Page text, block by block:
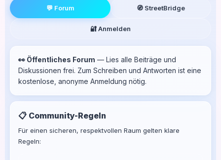
💬 Forum 🧭 StreetBridge
🔐 Anmelden
👀 Öffentliches Forum — Lies alle Beiträge und
Diskussionen frei. Zum Schreiben und Antworten ist eine
kostenlose, anonyme Anmeldung nötig.
📋 Community-Regeln
Für einen sicheren, respektvollen Raum gelten klare
Regeln: